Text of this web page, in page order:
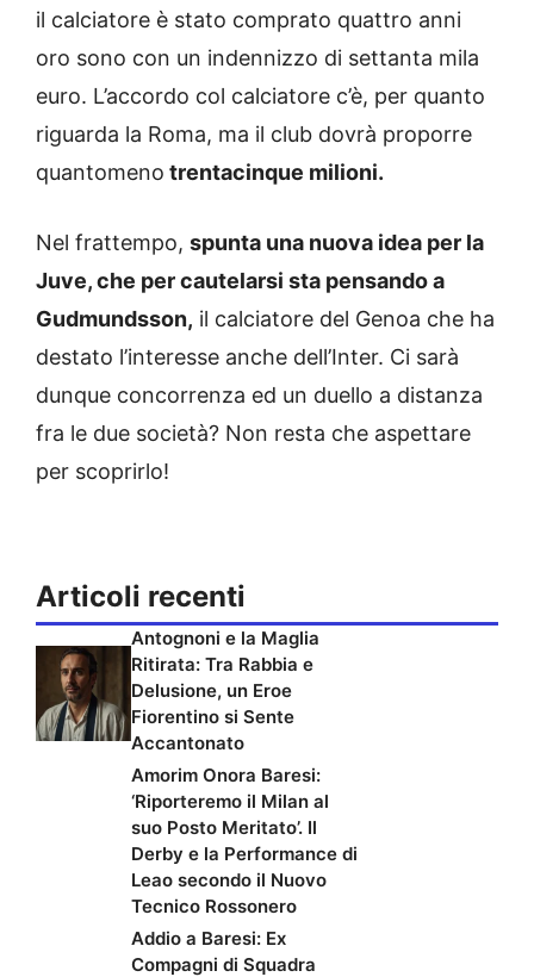
il calciatore è stato comprato quattro anni
oro sono con un indennizzo di settanta mila
euro. L’accordo col calciatore c’è, per quanto
riguarda la Roma, ma il club dovrà proporre
quantomeno trentacinque milioni.
Nel frattempo, spunta una nuova idea per la
Juve, che per cautelarsi sta pensando a
Gudmundsson, il calciatore del Genoa che ha
destato l’interesse anche dell’Inter. Ci sarà
dunque concorrenza ed un duello a distanza
fra le due società? Non resta che aspettare
per scoprirlo!
Articoli recenti
Antognoni e la Maglia
Ritirata: Tra Rabbia e
Delusione, un Eroe
Fiorentino si Sente
Accantonato
Amorim Onora Baresi:
‘Riporteremo il Milan al
suo Posto Meritato’. Il
Derby e la Performance di
Leao secondo il Nuovo
Tecnico Rossonero
Addio a Baresi: Ex
Compagni di Squadra